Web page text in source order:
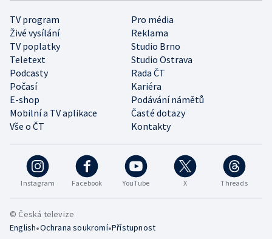
Instagram Facebook YouTube X Threads
TV program
Pro média
Živé vysílání
Reklama
TV poplatky
Studio Brno
Teletext
Studio Ostrava
Podcasty
Rada ČT
Počasí
Kariéra
E-shop
Podávání námětů
Mobilní a TV aplikace
Časté dotazy
Vše o ČT
Kontakty
© Česká televize
English•Ochrana soukromí•Přístupnost